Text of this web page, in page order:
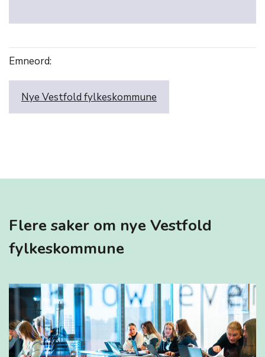
Emneord:
Nye Vestfold fylkeskommune
Flere saker om nye Vestfold
fylkeskommune